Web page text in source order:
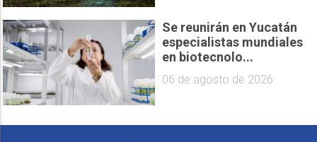
Se reunirán en Yucatán
especialistas mundiales
en biotecnolo...
06 de agosto de 2026